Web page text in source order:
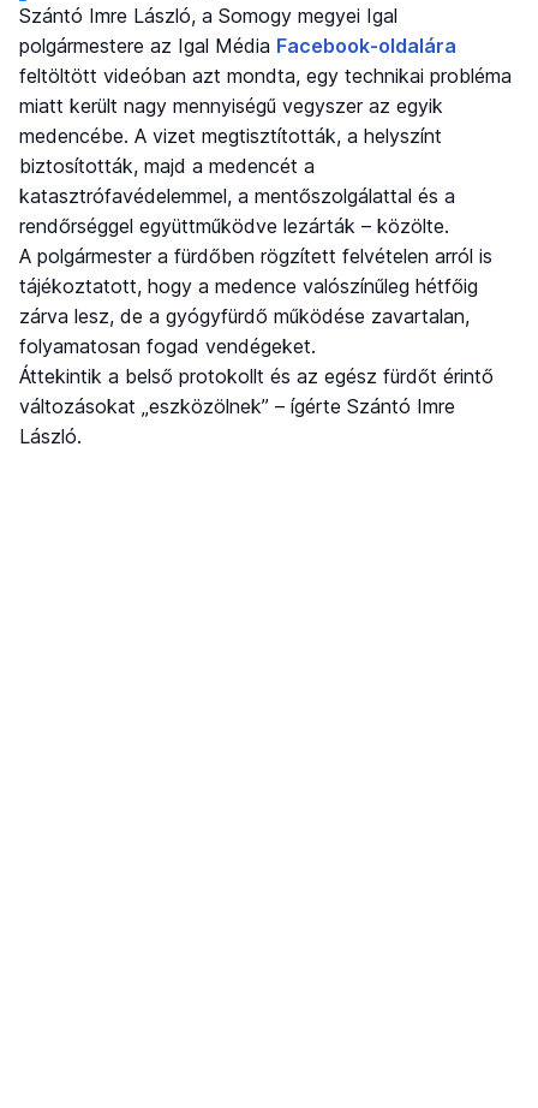
Szántó Imre László, a Somogy megyei Igal
polgármestere az Igal Média Facebook-oldalára
feltöltött videóban azt mondta, egy technikai probléma
miatt került nagy mennyiségű vegyszer az egyik
medencébe. A vizet megtisztították, a helyszínt
biztosították, majd a medencét a
katasztrófavédelemmel, a mentőszolgálattal és a
rendőrséggel együttműködve lezárták – közölte.
A polgármester a fürdőben rögzített felvételen arról is
tájékoztatott, hogy a medence valószínűleg hétfőig
zárva lesz, de a gyógyfürdő működése zavartalan,
folyamatosan fogad vendégeket.
Áttekintik a belső protokollt és az egész fürdőt érintő
változásokat „eszközölnek” – ígérte Szántó Imre
László.